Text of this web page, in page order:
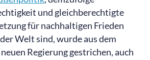
und gleichberechtigte
für nachhaltigen Frieden
Welt sind, wurde aus dem
Regierung gestrichen, auch